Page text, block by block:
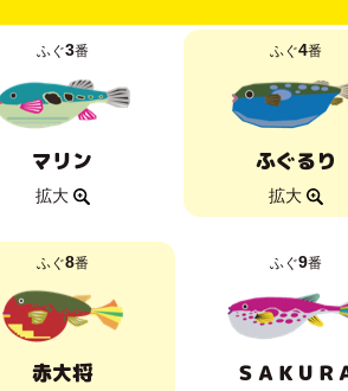
ふぐ3番
マリン
拡大
ふぐ4番
ふぐるり
拡大
ふぐ8番
赤大将
ふぐ9番
ＳＡＫＵＲ